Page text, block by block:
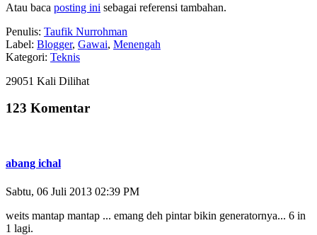
Atau baca posting ini sebagai referensi tambahan.
Penulis: Taufik Nurrohman
Label: Blogger, Gawai, Menengah
Kategori: Teknis
29051 Kali Dilihat
123 Komentar
abang ichal
Sabtu, 06 Juli 2013 02:39 PM
weits mantap mantap ... emang deh pintar bikin generatornya... 6 in
1 lagi.